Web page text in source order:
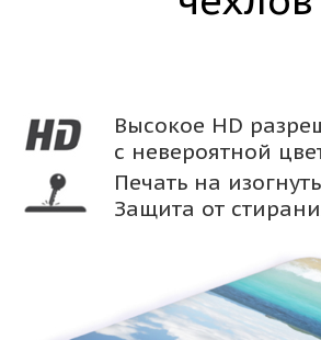
Высокое HD
с невероятной
Печать на
Защита от